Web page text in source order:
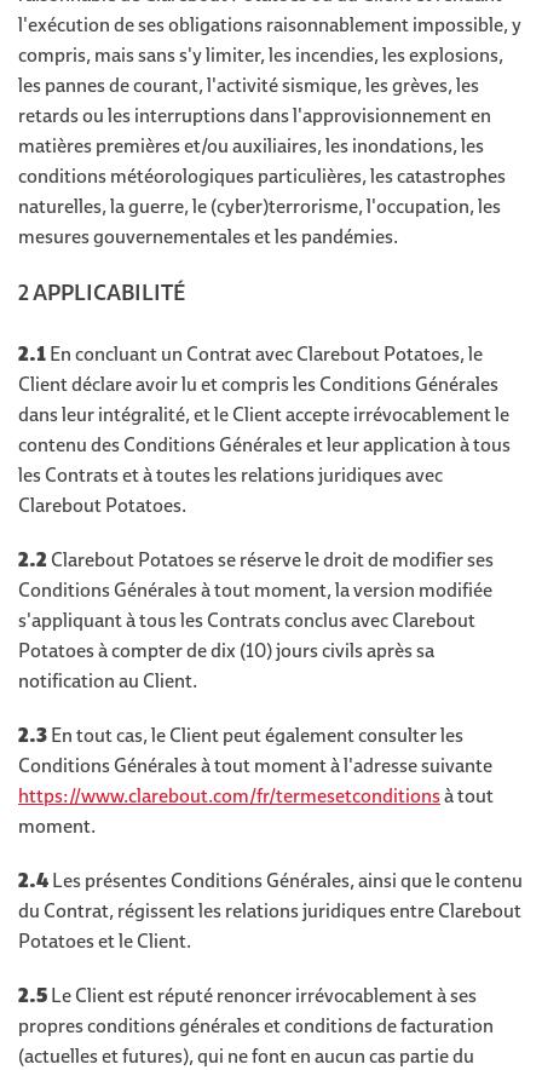
l'exécution de ses obligations raisonnablement impossible, y
compris, mais sans s'y limiter, les incendies, les explosions,
les pannes de courant, l'activité sismique, les grèves, les
retards ou les interruptions dans l'approvisionnement en
matières premières et/ou auxiliaires, les inondations, les
conditions météorologiques particulières, les catastrophes
naturelles, la guerre, le (cyber)terrorisme, l'occupation, les
mesures gouvernementales et les pandémies.
2 APPLICABILITÉ
2.1En concluant un Contrat avec Clarebout Potatoes, le
Client déclare avoir lu et compris les Conditions Générales
dans leur intégralité, et le Client accepte irrévocablement le
contenu des Conditions Générales et leur application à tous
les Contrats et à toutes les relations juridiques avec
Clarebout Potatoes.
2.2 Clarebout Potatoes se réserve le droit de modifier ses
Conditions Générales à tout moment, la version modifiée
s'appliquant à tous les Contrats conclus avec Clarebout
Potatoes à compter de dix (10) jours civils après sa
notification au Client.
2.3En tout cas, le Client peut également consulter les
Conditions Générales à tout moment à l'adresse suivante
https://www.clarebout.com/fr/termesetconditionsà tout
moment.
2.4Les présentes Conditions Générales, ainsi que le contenu
du Contrat, régissent les relations juridiques entre Clarebout
Potatoes et le Client.
2.5Le Client est réputé renoncer irrévocablement à ses
propres conditions générales et conditions de facturation
(actuelles et futures), qui ne font en aucun cas partie du